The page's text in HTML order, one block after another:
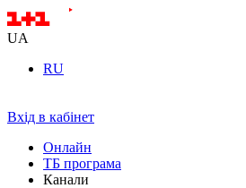
UA
RU
Вхід в кабінет
Онлайн
ТБ програма
Канали